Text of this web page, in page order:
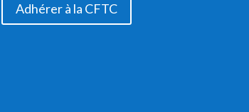
Adhérer à la CFTC